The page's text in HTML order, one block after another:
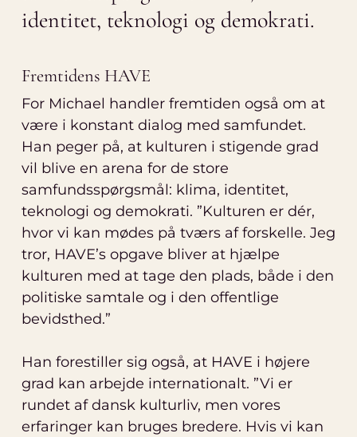
identitet, teknologi og demokrati.
Fremtidens HAVE
For Michael handler fremtiden også om at
være i konstant dialog med samfundet.
Han peger på, at kulturen i stigende grad
vil blive en arena for de store
samfundsspørgsmål: klima, identitet,
teknologi og demokrati. ”Kulturen er dér,
hvor vi kan mødes på tværs af forskelle. Jeg
tror, HAVE’s opgave bliver at hjælpe
kulturen med at tage den plads, både i den
politiske samtale og i den offentlige
bevidsthed.”
Han forestiller sig også, at HAVE i højere
grad kan arbejde internationalt. ”Vi er
rundet af dansk kulturliv, men vores
erfaringer kan bruges bredere. Hvis vi kan